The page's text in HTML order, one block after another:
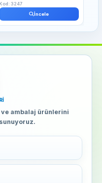
Kod: 3247
İncele
ambalaj ürünlerini